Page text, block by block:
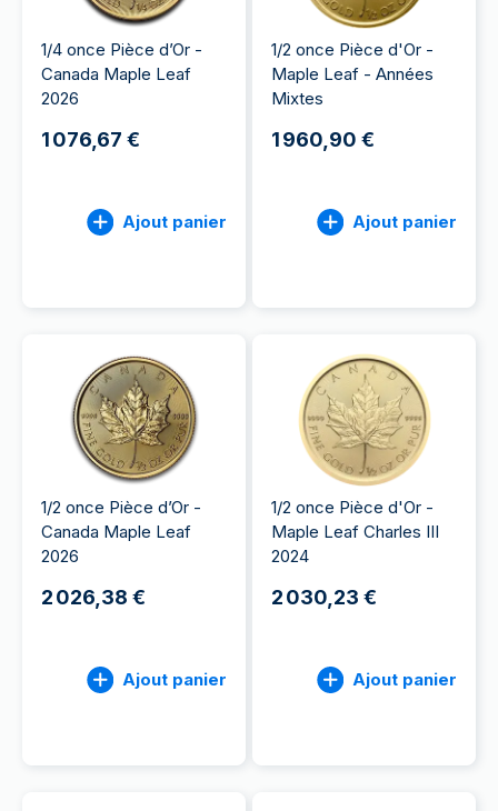
1/4 once Pièce d’Or -
Canada Maple Leaf
2026
1 076,67 €
Ajout panier
1/2 once Pièce d'Or -
Maple Leaf - Années
Mixtes
1 960,90 €
Ajout panier
1/2 once Pièce d’Or -
Canada Maple Leaf
2026
2 026,38 €
Ajout panier
1/2 once Pièce d'Or -
Maple Leaf Charles III
2024
2 030,23 €
Ajout panier